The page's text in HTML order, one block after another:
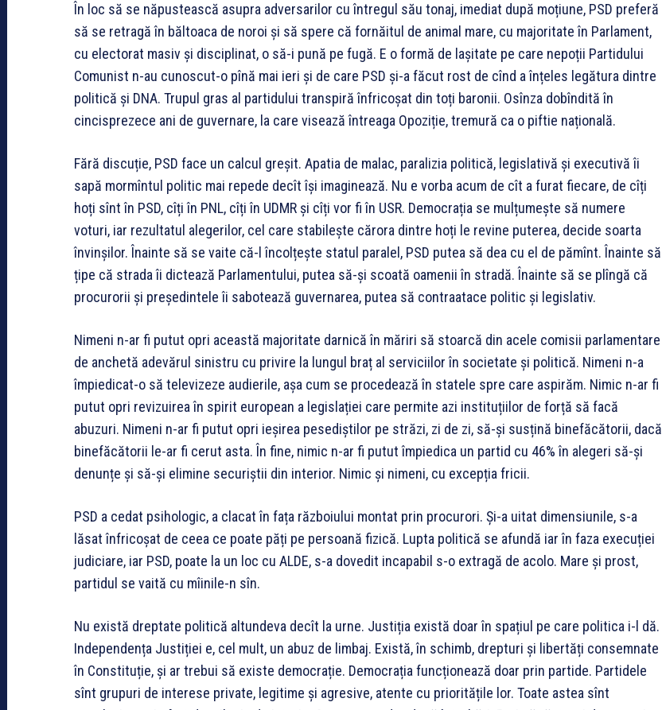
În loc să se năpustească asupra adversarilor cu întregul său tonaj, imediat după moțiune, PSD preferă
să se retragă în băltoaca de noroi și să spere că fornăitul de animal mare, cu majoritate în Parlament,
cu electorat masiv și disciplinat, o să-i pună pe fugă. E o formă de lașitate pe care nepoții Partidului
Comunist n-au cunoscut-o pînă mai ieri și de care PSD și-a făcut rost de cînd a înțeles legătura dintre
politică și DNA. Trupul gras al partidului transpiră înfricoșat din toți baronii. Osînza dobîndită în
cincisprezece ani de guvernare, la care visează întreaga Opoziție, tremură ca o piftie națională.
Fără discuție, PSD face un calcul greșit. Apatia de malac, paralizia politică, legislativă și executivă îi
sapă mormîntul politic mai repede decît își imaginează. Nu e vorba acum de cît a furat fiecare, de cîți
hoți sînt în PSD, cîți în PNL, cîți în UDMR și cîți vor fi în USR. Democrația se mulțumește să numere
voturi, iar rezultatul alegerilor, cel care stabilește cărora dintre hoți le revine puterea, decide soarta
învinșilor. Înainte să se vaite că-l încolțește statul paralel, PSD putea să dea cu el de pămînt. Înainte să
țipe că strada îi dictează Parlamentului, putea să-și scoată oamenii în stradă. Înainte să se plîngă că
procurorii și președintele îi sabotează guvernarea, putea să contraatace politic și legislativ.
Nimeni n-ar fi putut opri această majoritate darnică în măriri să stoarcă din acele comisii parlamentare
de anchetă adevărul sinistru cu privire la lungul braț al serviciilor în societate și politică. Nimeni n-a
împiedicat-o să televizeze audierile, așa cum se procedează în statele spre care aspirăm. Nimic n-ar fi
putut opri revizuirea în spirit european a legislației care permite azi instituțiilor de forță să facă
abuzuri. Nimeni n-ar fi putut opri ieșirea pesediștilor pe străzi, zi de zi, să-și susțină binefăcătorii, dacă
binefăcătorii le-ar fi cerut asta. În fine, nimic n-ar fi putut împiedica un partid cu 46% în alegeri să-și
denunțe și să-și elimine securiștii din interior. Nimic și nimeni, cu excepția fricii.
PSD a cedat psihologic, a clacat în fața războiului montat prin procurori. Și-a uitat dimensiunile, s-a
lăsat înfricoșat de ceea ce poate păți pe persoană fizică. Lupta politică se afundă iar în faza execuției
judiciare, iar PSD, poate la un loc cu ALDE, s-a dovedit incapabil s-o extragă de acolo. Mare și prost,
partidul se vaită cu mîinile-n sîn.
Nu există dreptate politică altundeva decît la urne. Justiția există doar în spațiul pe care politica i-l dă.
Independența Justiției e, cel mult, un abuz de limbaj. Există, în schimb, drepturi și libertăți consemnate
în Constituție, și ar trebui să existe democrație. Democrația funcționează doar prin partide. Partidele
sînt grupuri de interese private, legitime și agresive, atente cu prioritățile lor. Toate astea sînt